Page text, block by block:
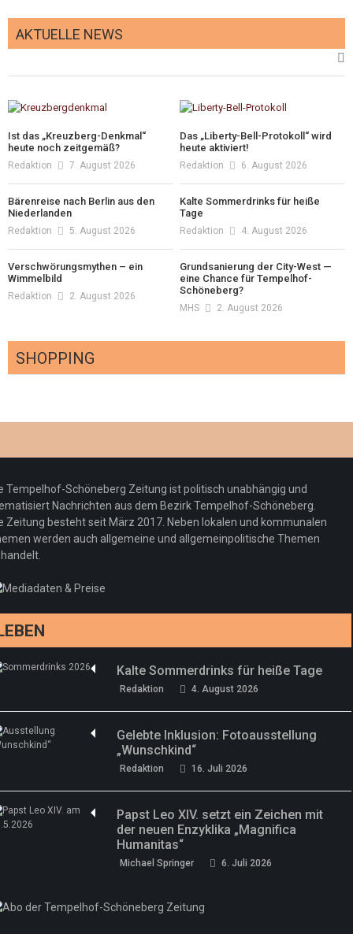
AKTUELLE NEWS
Ist das „Kreuzberg-Denkmal“
heute noch zeitgemäß?
Redaktion 7. August 2026
Das „Liberty-Bell-Protokoll“ wird
heute aktiviert!
Redaktion 6. August 2026
Bärenreise nach Berlin aus den
Niederlanden
Redaktion 5. August 2026
Kalte Sommerdrinks für heiße
Tage
Redaktion 4. August 2026
Verschwörungsmythen – ein
Wimmelbild
Redaktion 2. August 2026
Grundsanierung der City-West —
eine Chance für Tempelhof-
Schöneberg?
MHS 2. August 2026
SHOPPING
Redaktion 23. Juli 2026
Pepe Jeans London mit Summer Sale und
neuer Kollektion
Redaktion 19. Juli 2026
Woher kommt der Honig? – Neue EU-
Regeln gelten 14. Juni
drei neue Specials zur Fußball-WM
Tempelhof-Schöneberg Zeitung ist politisch unabhängig und
Nachrichten aus dem Bezirk Tempelhof-Schöneberg.
Zeitung besteht seit März 2017. Neben lokalen und kommunalen
werden auch allgemeine und allgemeinpolitische Themen
Kalte Sommerdrinks für heiße Tage
Redaktion 4. August 2026
Gelebte Inklusion: Fotoausstellung
„Wunschkind“
Redaktion 16. Juli 2026
Papst Leo XIV. setzt ein Zeichen mit
der neuen Enzyklika „Magnifica
Humanitas“
Michael Springer 6. Juli 2026